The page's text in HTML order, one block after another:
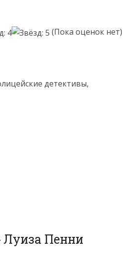
(Пока оценок нет)
детективы,
Луиза Пенни